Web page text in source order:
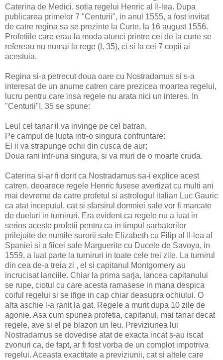
Caterina de Medici, sotia regelui Henric al II-lea. Dupa
publicarea primelor 7 "Centurii", in anul 1555, a fost invitat
de catre regina sa se prezinte la Curte, la 16 august 1556.
Profetiile care erau la moda atunci printre cei de la curte se
refereau nu numai la rege (I, 35), ci si la cei 7 copii ai
acestuia.
Regina si-a petrecut doua oare cu Nostradamus si s-a
interesat de un anume catren care prezicea moartea regelui,
lucru pentru care insa regele nu arata nici un interes. In
"Centurii"I, 35 se spune:
Leul cel tanar il va invinge pe cel batran,
Pe campul de lupta intr-o singura confruntare:
El ii va strapunge ochii din cusca de aur;
Doua rani intr-una singura, si va muri de o moarte cruda.
Caterina si-ar fi dorit ca Nostradamus sa-i explice acest
catren, deoarece regele Henric fusese avertizat cu multi ani
mai devreme de catre profetul si astrologul italian Luc Gauric
ca atat inceputul, cat si sfarsirul domniei sale vor fi marcate
de dueluri in turniruri. Era evident ca regele nu a luat in
serios aceste profetii pentru ca in timpul sarbatorilor
prilejuite de nuntile surorii sale Elizabeth cu Filip al II-lea al
Spaniei si a fiicei sale Marguerite cu Ducele de Savoya, in
1559, a luat parte la turniruri in toate cele trei zile. La turnirul
din cea de-a treia zi , el si capitanul Montgomery au
incrucisat lanciile. Chiar la prima sarja, lancea capitanului
se rupe, ciotul cu care acesta ramasese in mana despica
coiful regelui si se ifige in cap chiar deasupra ochiului. O
alta aschie l-a ranit la gat. Regele a murit dupa 10 zile de
agonie. Asa cum spunea profetia, capitanul, mai tanar decat
regele, ave si el pe blazon un leu. Previziunea lui
Nostradamus se dovedise atat de exacta incat s-au iscat
zvonuri ca, de fapt, ar fi fost vorba de un complot impotriva
regelui. Aceasta exactitate a previziunii, cat si altele care